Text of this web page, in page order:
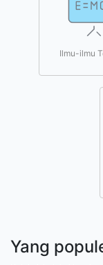
Ilmu-ilmu
Yang